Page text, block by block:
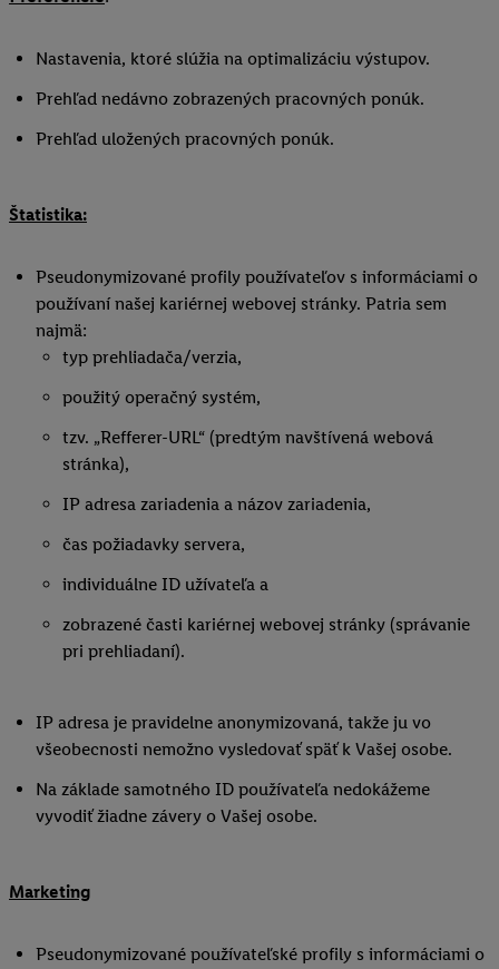
Nastavenia, ktoré slúžia na optimalizáciu výstupov.
Prehľad nedávno zobrazených pracovných ponúk.
Prehľad uložených pracovných ponúk.
Štatistika:
Pseudonymizované profily používateľov s informáciami o
používaní našej kariérnej webovej stránky. Patria sem
najmä:
typ prehliadača/verzia,
použitý operačný systém,
tzv. „Refferer-URL“ (predtým navštívená webová
stránka),
IP adresa zariadenia a názov zariadenia,
čas požiadavky servera,
individuálne ID užívateľa a
zobrazené časti kariérnej webovej stránky (správanie
pri prehliadaní).
IP adresa je pravidelne anonymizovaná, takže ju vo
všeobecnosti nemožno vysledovať späť k Vašej osobe.
Na základe samotného ID používateľa nedokážeme
vyvodiť žiadne závery o Vašej osobe.
Marketing
Pseudonymizované používateľské profily s informáciami o